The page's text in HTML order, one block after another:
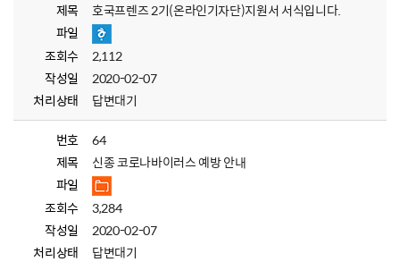
제목
호국프렌즈 2기(온라인기자단)지원서 서식입니다.
파일
조회수
2,112
작성일
2020-02-07
처리상태
답변대기
번호
64
제목
신종 코로나바이러스 예방 안내
파일
조회수
3,284
작성일
2020-02-07
처리상태
답변대기